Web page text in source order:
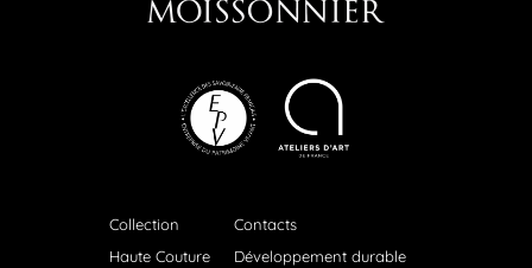
Collection
Haute Couture
Contacts
Développement durable